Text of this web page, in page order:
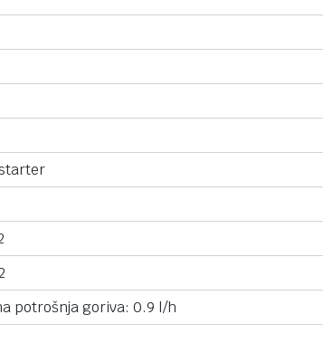
potrošnja goriva: 0.9 l/h